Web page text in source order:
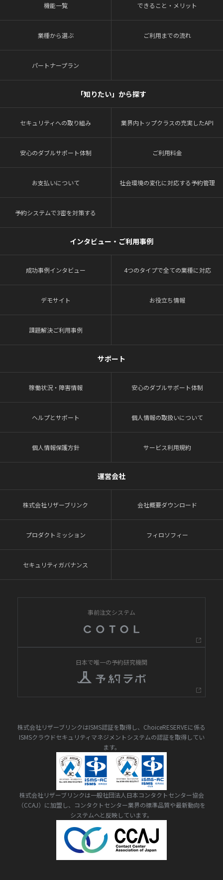
機能一覧 できること・メリット
業種から選ぶ ご利用までの流れ
パートナープラン
「知りたい」から探す
セキュリティへの取り組み 業界内トップクラスの充実したAPI
安心のダブルサポート体制 ご利用料金
お支払いについて 社会環境の変化に対応する予約管理
予約システムで3密を対策する
インタビュー・ご利用事例
成功事例インタビュー 4つのタイプで全ての業種に対応
デモサイト お役立ち情報
課題解決ご利用事例
サポート
稼働状況・障害情報 安心のダブルサポート体制
ヘルプとサポート 個人情報の取扱いについて
個人情報保護方針 サービス利用規約
運営会社
株式会社リザーブリンク 会社概要ダウンロード
プロダクトミッション フィロソフィー
セキュリティガバナンス
事前注文システム
日本で唯一の予約研究機関
株式会社リザーブリンクはISMS認証を取得し、ChoiceRESERVEに係る
ISMSクラウドセキュリティマネジメントシステムの認証を取得してい
ます。
株式会社リザーブリンクは一般社団法人日本コンタクトセンター協会
（CCAJ）に加盟し、コンタクトセンター業界の標準品質や最新動向を
システムへと反映しています。